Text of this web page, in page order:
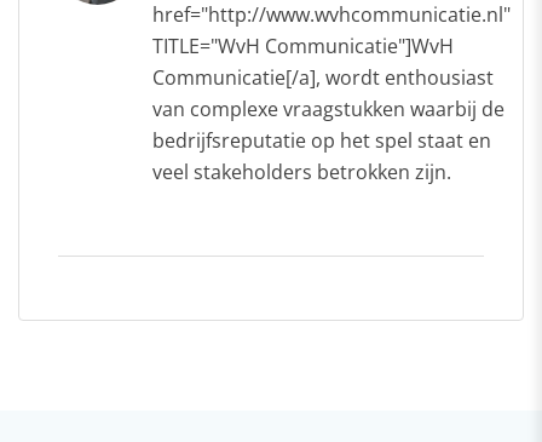
href="http://www.wvhcommunicatie.nl"
TITLE="WvH Communicatie"]WvH
Communicatie[/a], wordt enthousiast
van complexe vraagstukken waarbij de
bedrijfsreputatie op het spel staat en
veel stakeholders betrokken zijn.